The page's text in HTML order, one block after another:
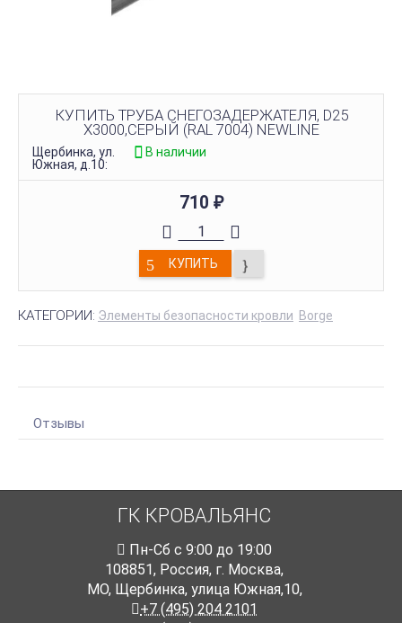
КУПИТЬ ТРУБА СНЕГОЗАДЕРЖАТЕЛЯ, D25
Х3000,СЕРЫЙ (RAL 7004) NEWLINE
Щербинка, ул.
Южная, д.10:
В наличии
710 ₽
КУПИТЬ
КАТЕГОРИИ: Элементы безопасности кровли Borge
Отзывы
ГК КРОВАЛЬЯНС
Пн-Cб с 9:00 до 19:00
108851, Россия, г. Москва,
МО, Щербинка, улица Южная,10,
+7 (495) 204 2101